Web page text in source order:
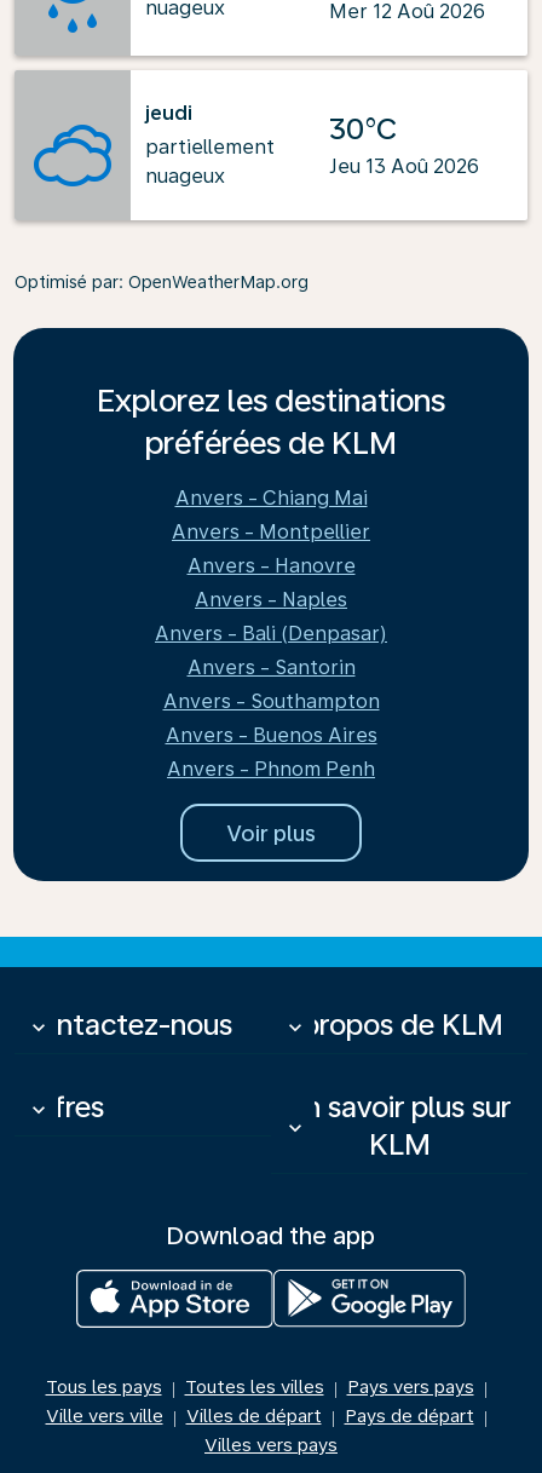
nuageux
Mer 12 Aoû 2026
jeudi
partiellement
nuageux
30°C
Jeu 13 Aoû 2026
Optimisé par: OpenWeatherMap.org
Explorez les destinations
préférées de KLM
Anvers - Chiang Mai
Anvers - Montpellier
Anvers - Hanovre
Anvers - Naples
Anvers - Bali (Denpasar)
Anvers - Santorin
Anvers - Southampton
Anvers - Buenos Aires
Anvers - Phnom Penh
Voir plus
Contactez-nous
keyboard_arrow_down À propos de KLM
keyboard_arrow_down
Offres
keyboard_arrow_down
En savoir plus sur
KLM
keyboard_arrow_down
Download the app
Tous les pays | Toutes les villes | Pays vers pays |
Ville vers ville | Villes de départ | Pays de départ |
Villes vers pays